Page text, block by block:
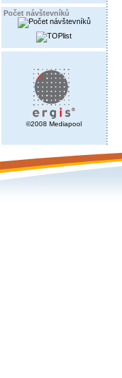
Počet návštevníků
©2008 Mediapool